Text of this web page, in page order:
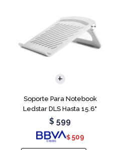
Soporte Para Notebook
Ledstar DLS Hasta 15.6"
$ 599
$ 509